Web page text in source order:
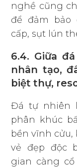
nghề cũng
để đảm bảo
cấp, sụt lún
6.4. Giữa
nhân tạo,
biệt thự,
Đá tự nhiên
phân khúc
bền vĩnh
vẻ đẹp độc
gian càng